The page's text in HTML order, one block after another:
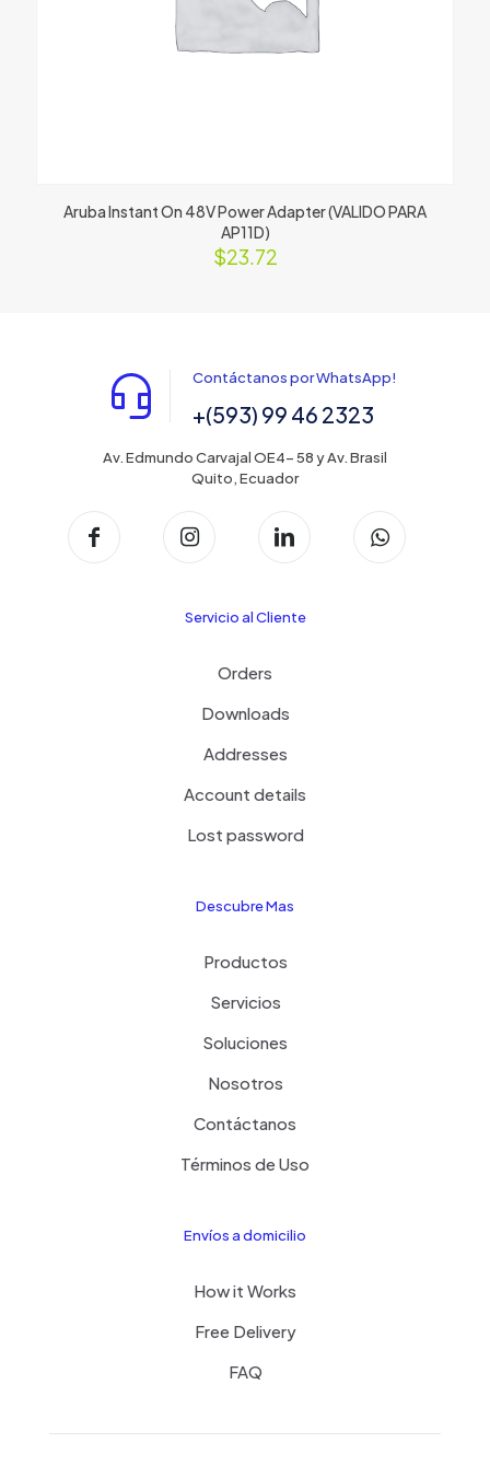
Aruba Instant On 48V Power Adapter (VALIDO PARA
AP11D)
$23.72
Contáctanos por WhatsApp!
+(593) 99 46 2323
Av. Edmundo Carvajal OE4- 58 y Av. Brasil
Quito, Ecuador
Servicio al Cliente
Orders
Downloads
Addresses
Account details
Lost password
Descubre Mas
Productos
Servicios
Soluciones
Nosotros
Contáctanos
Términos de Uso
Envíos a domicilio
How it Works
Free Delivery
FAQ